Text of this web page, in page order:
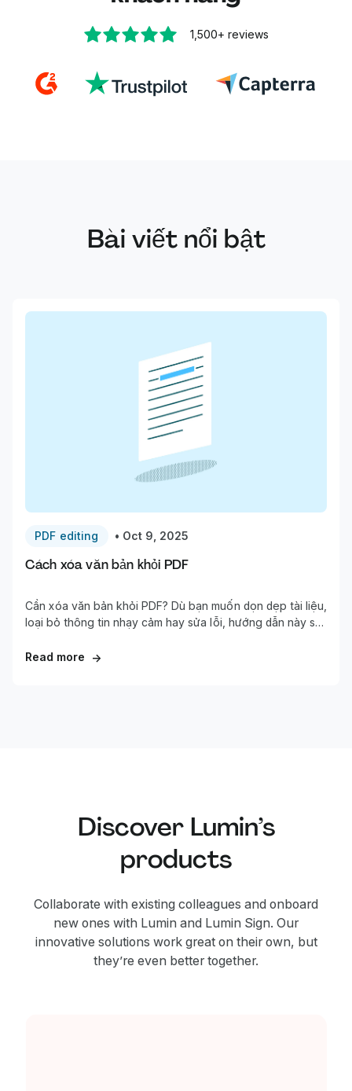
1,500+ reviews
Bài viết nổi bật
PDF editing • Oct 9, 2025
Cách xóa văn bản khỏi PDF
Cần xóa văn bản khỏi PDF? Dù bạn muốn dọn dẹp tài liệu,
loại bỏ thông tin nhạy cảm hay sửa lỗi, hướng dẫn này sẽ
file PDF nào.
Read more →
Discover Lumin’s
products
Collaborate with existing colleagues and onboard
new ones with Lumin and Lumin Sign. Our
innovative solutions work great on their own, but
they’re even better together.